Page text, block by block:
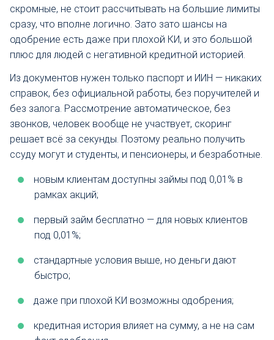
скромные, не стоит рассчитывать на большие лимиты
сразу, что вполне логично. Зато зато шансы на
одобрение есть даже при плохой КИ, и это большой
плюс для людей с негативной кредитной историей.
Из документов нужен только паспорт и ИИН — никаких
справок, без официальной работы, без поручителей и
без залога. Рассмотрение автоматическое, без
звонков, человек вообще не участвует, скоринг
решает всё за секунды. Поэтому реально получить
ссуду могут и студенты, и пенсионеры, и безработные.
новым клиентам доступны займы под 0,01% в
рамках акций;
первый займ бесплатно — для новых клиентов
под 0,01%;
стандартные условия выше, но деньги дают
быстро;
даже при плохой КИ возможны одобрения;
кредитная история влияет на сумму, а не на сам